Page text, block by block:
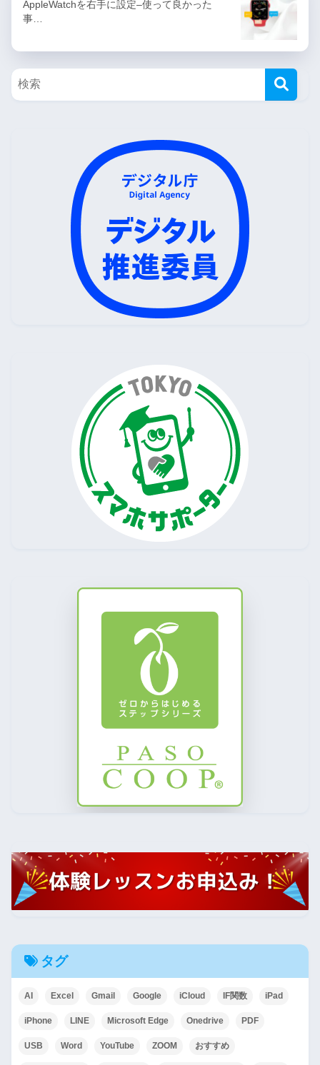
AppleWatchを右手に設定–使って良かった
事…
タグ
AI Excel Gmail Google iCloud IF関数 iPad
iPhone LINE Microsoft Edge Onedrive PDF
USB Word YouTube ZOOM おすすめ